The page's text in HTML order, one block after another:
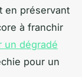
en préservant
à franchir
un dégradé
pour un